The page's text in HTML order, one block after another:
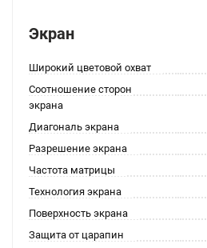
Экран
Широкий цветовой охват
Соотношение сторон
экрана
Диагональ экрана
Разрешение экрана
Частота матрицы
Технология экрана
Поверхность экрана
Защита от царапин